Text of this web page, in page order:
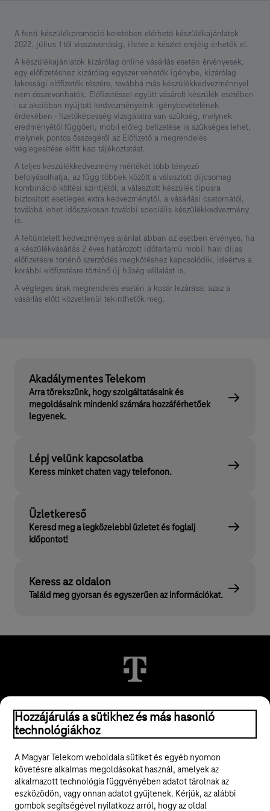
A fenti készülékpromóció keretében elérhető készülékajánlatok
2022. július 1-től visszavonásig, illetve a készlet erejéig érhetők el.
A készülékajánlatok kizárólag online vásárlás esetén érvényesek,
egy előfizetéshez kizárólag egyszer vehetők igénybe, kizárólag
lakossági előfizetők részére, továbbá más készülékkedvezménnyel
nem összevonhatók. Előfizetéssel együtt vásárolt készülék esetében
- az akcióban nyújtott kedvezményeink igénybevételének
érdekében - fizetőképesség vizsgálatra van szükség, melynek
eredményétől függően, mobil előleg befizetése is szükséges lehet,
melynek pontos összegéről az Előfizető a megrendelés
véglegesítése előtt kap tájékoztatást.
A teljes készülékkedvezmény mértékét több tényező
befolyásolhatja, az függ többek között a választott díjcsomag
kombináció költési szintjétől, a választott készülék típusra
biztosított esetleges extra kedvezménytől, a vásárlási csatornától,
továbbá lehet időszakosan további speciális készülékkedvezmény
is.
A feltüntetett kedvezményes ajánlat abban az esetben érvényes, ha
a készülékvásárlás 2 éves határozott időtartamú mobil havi díjas
előfizetésre történő szerződés megkötéshez kapcsolódik, ideértve a
korábbi előfizetésre történő új hűség vállalást is.
A végleges árak megrendelés esetén a kosár lezárása, azaz a
vásárlás előtt közvetlenül tekinthetők meg.
Akadálymentes Telekom
Arra törekszünk, hogy szolgáltatásaink és
megoldásaink mindenki számára hozzáférhetőek
legyenek.
Lépj velünk kapcsolatba
Keress minket chaten vagy telefonon.
Üzletkereső
Keresd meg a legközelebbi üzletet és foglalj
időpontot!
Keress az oldalon
Találd meg gyorsan és egyszerűen az információkat.
© 2026 Magyar Telekom Nyrt.
ÁSZF
Adatvédelem
Hozzájárulás a sütikhez és más hasonló
technológiákhoz
A Magyar Telekom weboldala sütiket és egyéb nyomon
követésre alkalmas megoldásokat használ, amelyek az
alkalmazott technológia függvényében adatot tárolnak az
eszközödön, vagy onnan adatot gyűjtenek. Kérjük, az alábbi
gombok segítségével nyilatkozz arról, hogy az oldal